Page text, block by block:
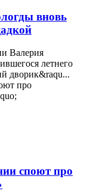
вновь
Валерия
летнего
дворик&raqu...
споют про